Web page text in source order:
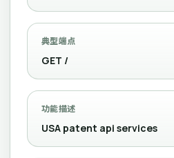
典型端点
GET /
功能描述
USA patent api services